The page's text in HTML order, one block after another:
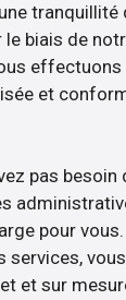
tranquillité
le biais de
et
pas
pour
services,
et sur